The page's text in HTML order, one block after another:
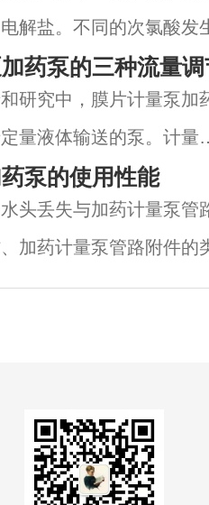
解盐。不同的次氯酸发
是DCW次氯酸发生器
是DCW次氯酸发生器，
药泵的三种流量
研究中，膜片计量泵加
量液体输送的泵。计量
传统工作方式手工调整
改变柱塞(或膜片)的有效
量进行定量检测。计量
泵的使用性能
头丢失与加药计量泵管
加药计量泵管路附件的
装置质量等要素有关，